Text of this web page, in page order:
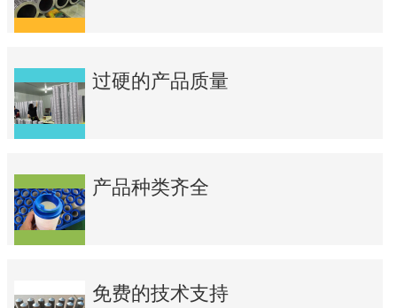
过硬的产品质量
产品种类齐全
免费的技术支持